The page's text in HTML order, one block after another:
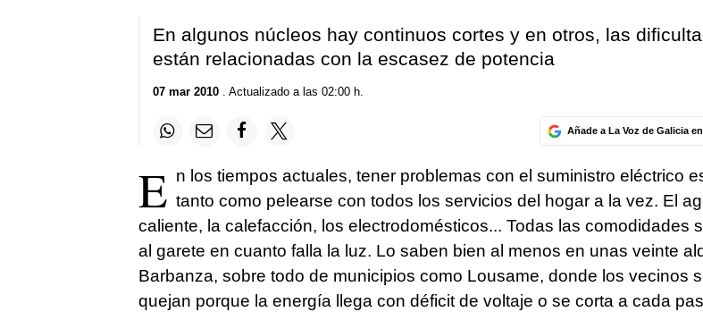
En algunos núcleos hay continuos cortes y en otros, las
están relacionadas con la escasez de potencia
07 mar 2010. Actualizado a las 02:00 h.
Añade a La Voz de Galicia
E n los tiempos actuales, tener problemas con el suministro eléctrico
tanto como pelearse con todos los servicios del hogar a la vez. El
caliente, la calefacción, los electrodomésticos... Todas las comodidades
al garete en cuanto falla la luz. Lo saben bien al menos en unas veinte
Barbanza, sobre todo de municipios como Lousame, donde los vecinos
quejan porque la energía llega con déficit de voltaje o se corta a cada